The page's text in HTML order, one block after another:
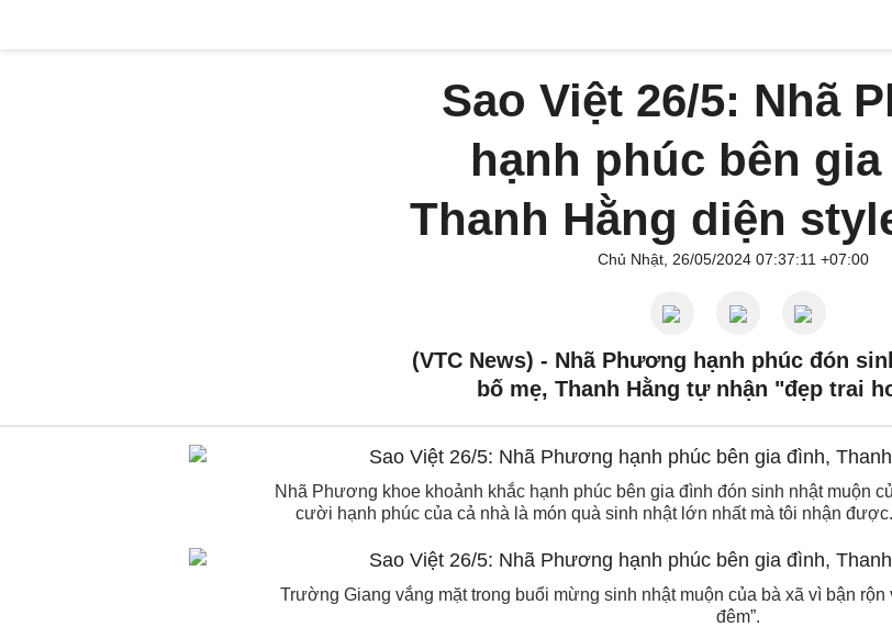
Sao Việt 26/5: Nhã
hạnh phúc bên
Thanh Hằng diện
Chủ Nhật, 26/05/2024 07:37:11 +07:00
(VTC News) - Nhã Phương hạnh phúc đón
bố mẹ, Thanh Hằng tự nhận "đẹp trai
Nhã Phương khoe khoảnh khắc hạnh phúc bên gia đình đón sinh nhật muộn
cười hạnh phúc của cả nhà là món quà sinh nhật lớn nhất mà tôi nhận
Trường Giang vắng mặt trong buổi mừng sinh nhật muộn của bà xã vì bận
đêm”.